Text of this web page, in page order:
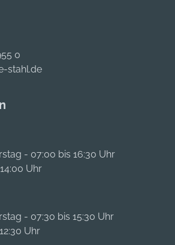
0
stahl.de
- 07:00 bis 16:30 Uhr
Uhr
- 07:30 bis 15:30 Uhr
Uhr